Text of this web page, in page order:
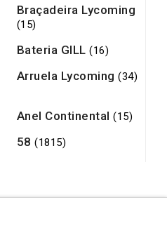
Braçadeira Lycoming
(15)
Bateria GILL (16)
Arruela Lycoming (34)
Anel Continental (15)
58 (1815)